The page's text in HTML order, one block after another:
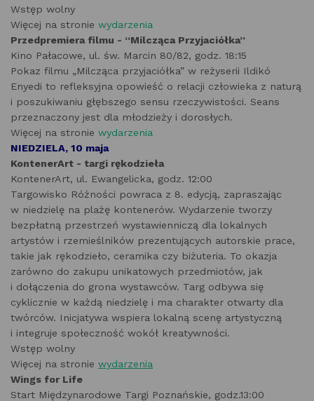
Wstęp wolny
Więcej na stronie wydarzenia
Przedpremiera filmu - “Milcząca Przyjaciółka”
Kino Pałacowe, ul. św. Marcin 80/82, godz. 18:15
Pokaz filmu „Milcząca przyjaciółka” w reżyserii Ildikó
Enyedi to refleksyjna opowieść o relacji człowieka z naturą
i poszukiwaniu głębszego sensu rzeczywistości. Seans
przeznaczony jest dla młodzieży i dorosłych.
Więcej na stronie wydarzenia
NIEDZIELA, 10 maja
KontenerArt - targi rękodzieła
KontenerArt, ul. Ewangelicka, godz. 12:00
Targowisko Różności powraca z 8. edycją, zapraszając
w niedzielę na plażę kontenerów. Wydarzenie tworzy
bezpłatną przestrzeń wystawienniczą dla lokalnych
artystów i rzemieślników prezentujących autorskie prace,
takie jak rękodzieło, ceramika czy biżuteria. To okazja
zarówno do zakupu unikatowych przedmiotów, jak
i dołączenia do grona wystawców. Targ odbywa się
cyklicznie w każdą niedzielę i ma charakter otwarty dla
twórców. Inicjatywa wspiera lokalną scenę artystyczną
i integruje społeczność wokół kreatywności.
Wstęp wolny
Więcej na stronie wydarzenia
Wings for Life
Start Międzynarodowe Targi Poznańskie, godz.13:00